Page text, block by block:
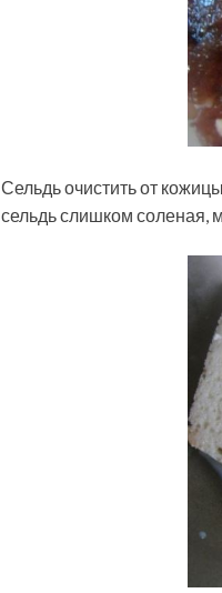
Сельдь очистить от
сельдь слишком соленая,